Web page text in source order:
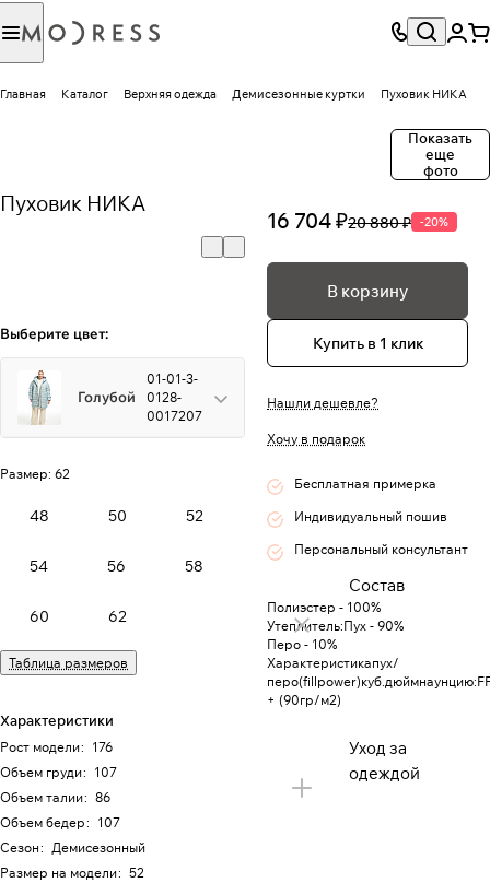
Главная Каталог Верхняя одежда Демисезонные куртки Пуховик НИКА
Показать
еще
фото
Пуховик НИКА
Выберите цвет:
Голубой
01-01-3-
0128-
0017207
Размер: 62
48 50 52
54 56 58
60 62
Таблица размеров
Характеристики
Рост модели: 176
Объем груди: 107
Объем талии: 86
Объем бедер: 107
Сезон: Демисезонный
Размер на модели: 52
16 704 ₽20 880 ₽ -20%
В корзину
Купить в 1 клик
Нашли дешевле?
Хочу в подарок
Бесплатная примерка
Индивидуальный пошив
Персональный консультант
Состав
Полиэстер - 100%
Утеплитель:Пух - 90%
Перо - 10%
Характеристикапух/
+ (90гр/м2)
Уход за
одеждой